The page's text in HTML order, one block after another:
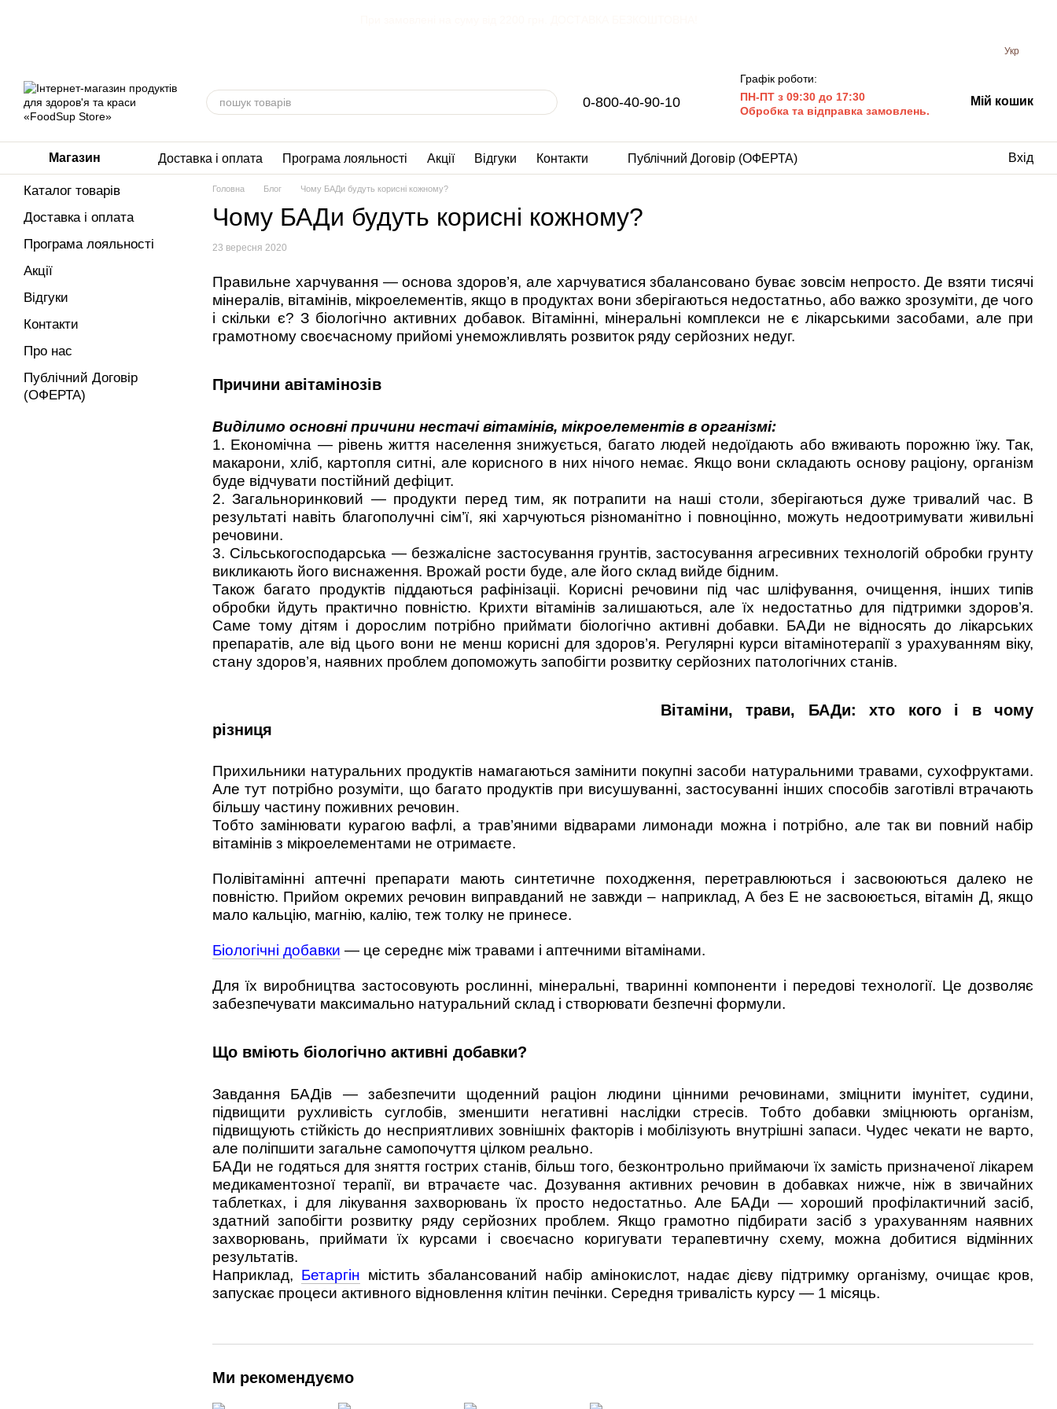
Укр
0-800-40-90-10
Графік роботи:
ПН-ПТ з 09:30 до 17:30
Обробка та відправка замовлень.
Мій кошик
Магазин Доставка і оплата Програма лояльності Акції Відгуки Контакти Публічний Договір (ОФЕРТА) Вхід
Головна Блог Чому БАДи будуть корисні кожному?
Чому БАДи будуть корисні кожному?
23 вересня 2020
Правильне харчування — основа здоров’я, але харчуватися збалансовано буває зовсім непросто. Де взяти тисячі
мінералів, вітамінів, мікроелементів, якщо в продуктах вони зберігаються недостатньо, або важко зрозуміти, де чого
і скільки є? З біологічно активних добавок. Вітамінні, мінеральні комплекси не є лікарськими засобами, але при
грамотному своєчасному прийомі унеможливлять розвиток ряду серйозних недуг.
Причини авітамінозів
Виділимо основні причини нестачі вітамінів, мікроелементів в організмі:
1. Економічна — рівень життя населення знижується, багато людей недоїдають або вживають порожню їжу. Так,
макарони, хліб, картопля ситні, але корисного в них нічого немає. Якщо вони складають основу раціону, організм
буде відчувати постійний дефіцит.
2. Загальноринковий — продукти перед тим, як потрапити на наші столи, зберігаються дуже тривалий час. В
результаті навіть благополучні сім’ї, які харчуються різноманітно і повноцінно, можуть недоотримувати живильні
речовини.
3. Сільськогосподарська — безжалісне застосування грунтів, застосування агресивних технологій обробки грунту
викликають його виснаження. Врожай рости буде, але його склад вийде бідним.
Також багато продуктів піддаються рафінізаціі. Корисні речовини під час шліфування, очищення, інших типів
обробки йдуть практично повністю. Крихти вітамінів залишаються, але їх недостатньо для підтримки здоров’я.
Саме тому дітям і дорослим потрібно приймати біологічно активні добавки. БАДи не відносять до лікарських
препаратів, але від цього вони не менш корисні для здоров’я. Регулярні курси вітамінотерапії з урахуванням віку,
стану здоров’я, наявних проблем допоможуть запобігти розвитку серйозних патологічних станів.
Вітаміни, трави, БАДи: хто кого і в чому
різниця
Прихильники натуральних продуктів намагаються замінити покупні засоби натуральними травами, сухофруктами.
Але тут потрібно розуміти, що багато продуктів при висушуванні, застосуванні інших способів заготівлі втрачають
більшу частину поживних речовин.
Тобто замінювати курагою вафлі, а трав’яними відварами лимонади можна і потрібно, але так ви повний набір
вітамінів з мікроелементами не отримаєте.
Полівітамінні аптечні препарати мають синтетичне походження, перетравлюються і засвоюються далеко не
повністю. Прийом окремих речовин виправданий не завжди – наприклад, А без Е не засвоюється, вітамін Д, якщо
мало кальцію, магнію, калію, теж толку не принесе.
Біологічні добавки — це середнє між травами і аптечними вітамінами.
Для їх виробництва застосовують рослинні, мінеральні, тваринні компоненти і передові технології. Це дозволяє
забезпечувати максимально натуральний склад і створювати безпечні формули.
Що вміють біологічно активні добавки?
Завдання БАДів — забезпечити щоденний раціон людини цінними речовинами, зміцнити імунітет, судини,
підвищити рухливість суглобів, зменшити негативні наслідки стресів. Тобто добавки зміцнюють організм,
підвищують стійкість до несприятливих зовнішніх факторів і мобілізують внутрішні запаси. Чудес чекати не варто,
але поліпшити загальне самопочуття цілком реально.
БАДи не годяться для зняття гострих станів, більш того, безконтрольно приймаючи їх замість призначеної лікарем
медикаментозної терапії, ви втрачаєте час. Дозування активних речовин в добавках нижче, ніж в звичайних
таблетках, і для лікування захворювань їх просто недостатньо. Але БАДи — хороший профілактичний засіб,
здатний запобігти розвитку ряду серйозних проблем. Якщо грамотно підбирати засіб з урахуванням наявних
захворювань, приймати їх курсами і своєчасно коригувати терапевтичну схему, можна добитися відмінних
результатів.
Наприклад, Бетаргін містить збалансований набір амінокислот, надає дієву підтримку організму, очищає кров,
запускає процеси активного відновлення клітин печінки. Середня тривалість курсу — 1 місяць.
Ми рекомендуємо
Каталог товарів
Доставка і оплата
Програма лояльності
Акції
Відгуки
Контакти
Про нас
Публічний Договір
(ОФЕРТА)